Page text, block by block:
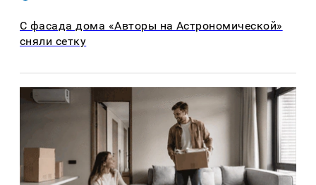
С фасада дома «Авторы на Астрономической»
сняли сетку